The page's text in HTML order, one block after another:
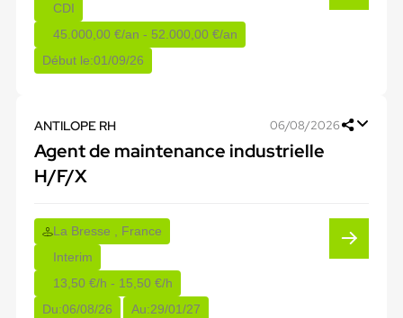
CDI
45.000,00 €/an - 52.000,00 €/an
Début le:01/09/26
ANTILOPE RH 06/08/2026
Agent de maintenance industrielle
H/F/X
La Bresse , France
Interim
13,50 €/h - 15,50 €/h
Du:06/08/26 Au:29/01/27